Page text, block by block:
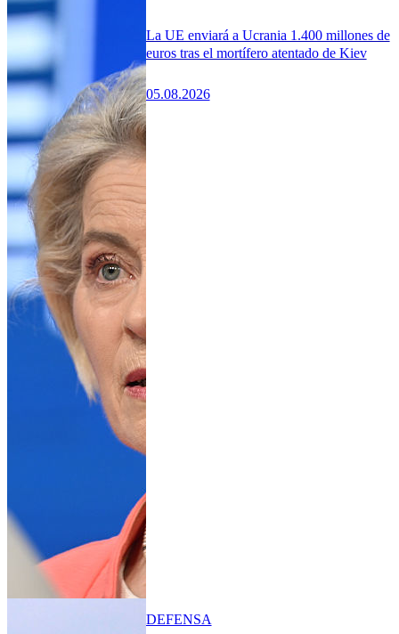
La UE enviará a Ucrania 1.400 millones de
euros tras el mortífero atentado de Kiev
05.08.2026
DEFENSA